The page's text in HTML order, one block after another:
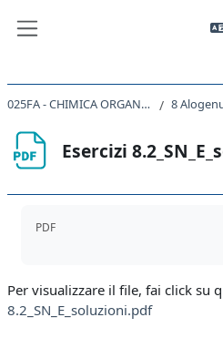
025FA - CHIMICA ORGANICA 2022
Esercizi
PDF
Per visualizzare il file, fai click su
8.2_SN_E_soluzioni.pdf